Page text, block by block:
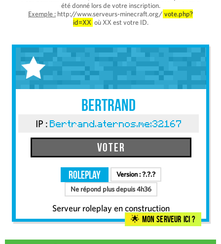
été donné lors de votre inscription.
Exemple : http://www.serveurs-minecraft.org/ vote.php?
id=XX où XX est votre ID.
Bertrand
IP : Bertrand.aternos.me:32167
Voter
RolePlay Version :?.?.?
Ne répond plus depuis 4h36
Serveur roleplay en construction
Mon serveur ici ?